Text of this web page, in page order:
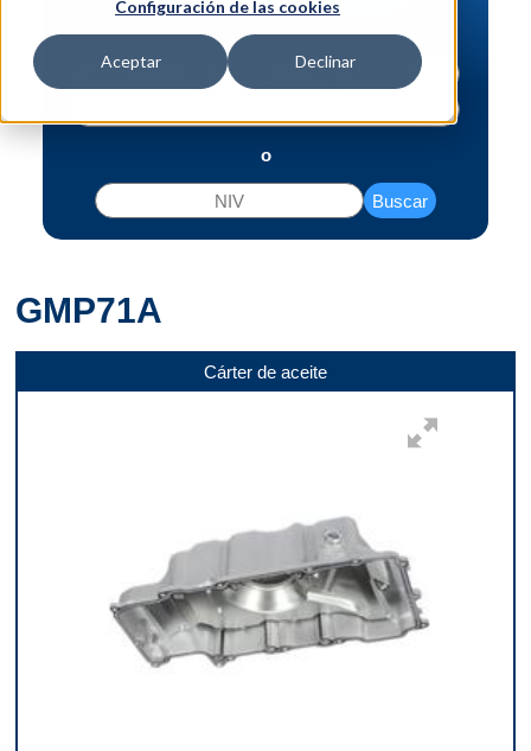
Configuración de las cookies
Aceptar Declinar
o
Buscar
GMP71A
Cárter de aceite